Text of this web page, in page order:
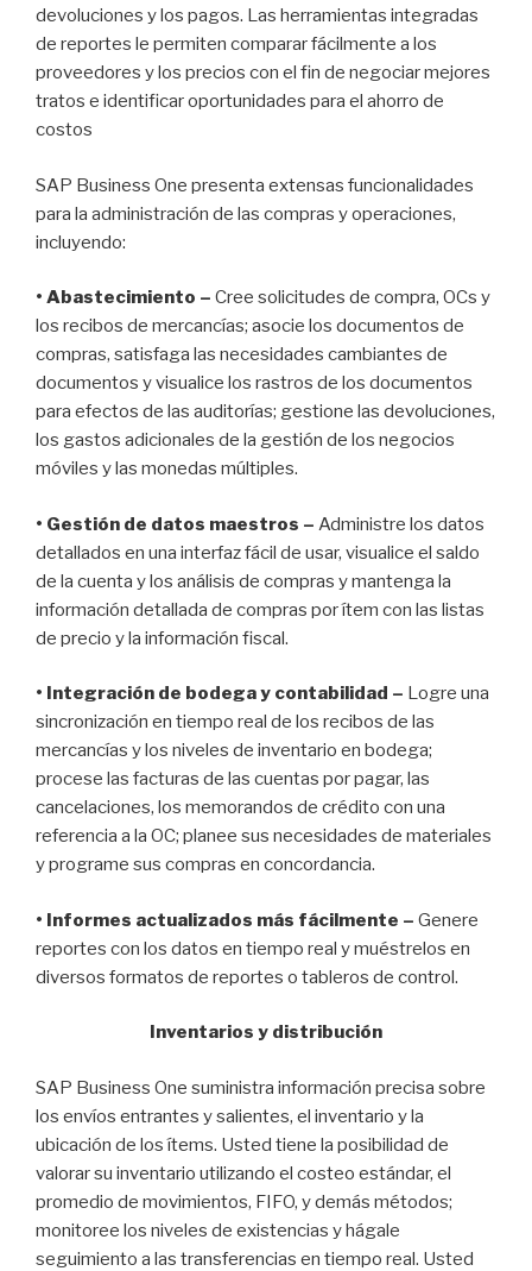
devoluciones y los pagos. Las herramientas integradas
de reportes le permiten comparar fácilmente a los
proveedores y los precios con el fin de negociar mejores
tratos e identificar oportunidades para el ahorro de
costos
SAP Business One presenta extensas funcionalidades
para la administración de las compras y operaciones,
incluyendo:
• Abastecimiento – Cree solicitudes de compra, OCs y
los recibos de mercancías; asocie los documentos de
compras, satisfaga las necesidades cambiantes de
documentos y visualice los rastros de los documentos
para efectos de las auditorías; gestione las devoluciones,
los gastos adicionales de la gestión de los negocios
móviles y las monedas múltiples.
• Gestión de datos maestros – Administre los datos
detallados en una interfaz fácil de usar, visualice el saldo
de la cuenta y los análisis de compras y mantenga la
información detallada de compras por ítem con las listas
de precio y la información fiscal.
• Integración de bodega y contabilidad – Logre una
sincronización en tiempo real de los recibos de las
mercancías y los niveles de inventario en bodega;
procese las facturas de las cuentas por pagar, las
cancelaciones, los memorandos de crédito con una
referencia a la OC; planee sus necesidades de materiales
y programe sus compras en concordancia.
• Informes actualizados más fácilmente – Genere
reportes con los datos en tiempo real y muéstrelos en
diversos formatos de reportes o tableros de control.
Inventarios y distribución
SAP Business One suministra información precisa sobre
los envíos entrantes y salientes, el inventario y la
ubicación de los ítems. Usted tiene la posibilidad de
valorar su inventario utilizando el costeo estándar, el
promedio de movimientos, FIFO, y demás métodos;
monitoree los niveles de existencias y hágale
seguimiento a las transferencias en tiempo real. Usted